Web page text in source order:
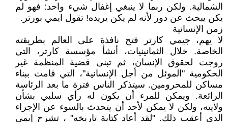
الشمالية. ولكن ربما لا ينبغي إغفال شيء واحد: فهو لم
يكن يبحث عن دور لأنه لم يكن يريده! تقول ايمي بورتر.
زمن الإنسانية
لا يهم، جيمي كارتر فتح نافذة على العالم بطريقته
الخاصة. خلال الثمانينيات، أنشأ مؤسسة كارتر، التي
روجت لحقوق الإنسان، ثم تبنى قضية المنظمة غير
الحكومية "الموئل من أجل الإنسانية"، التي قامت ببناء
مساكن للمحرومين. سيتذكر الناس فترة ما بعد الرئاسة
الرائعة. ويمكن للمرء أن يكون له رأي سلبي بشأن
ولايته، ولكن لا يمكن لأحد أن يتحدث بالسوء عن الإجراء
الذي أعقب ذلك. "لقد أعاد كتابة تاريخه" ، تشرح إيمي